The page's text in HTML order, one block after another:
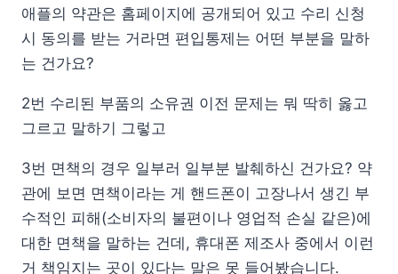
애플의 약관은 홈페이지에 공개되어 있고 수리 신청
시 동의를 받는 거라면 편입통제는 어떤 부분을 말하
는 건가요?
2번 수리된 부품의 소유권 이전 문제는 뭐 딱히 옳고
그르고 말하기 그렇고
3번 면책의 경우 일부러 일부분 발췌하신 건가요? 약
관에 보면 면책이라는 게 핸드폰이 고장나서 생긴 부
수적인 피해(소비자의 불편이나 영업적 손실 같은)에
대한 면책을 말하는 건데, 휴대폰 제조사 중에서 이런
거 책임지는 곳이 있다는 말은 못 들어봤습니다.